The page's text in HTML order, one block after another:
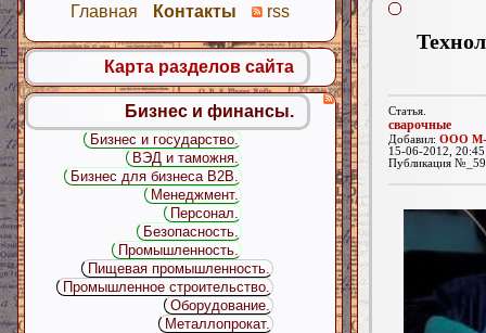
Статья.
сварочные
Добавил: ООО М-
15-06-2012,
Публикация
Главная Контакты rss
Карта разделов сайта
Бизнес и финансы.
Бизнес и государство.
ВЭД и таможня.
Бизнес для бизнеса B2B.
Менеджмент.
Персонал.
Безопасность.
Промышленность.
Пищевая промышленность.
Промышленное строительство.
Оборудование.
Металлопрокат.